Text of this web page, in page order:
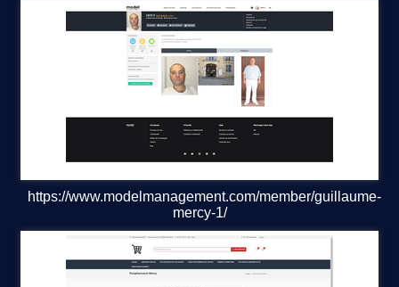
futur club libertin benquet
https://www.modelmanagement.com/member/guillaume-
mercy-1/